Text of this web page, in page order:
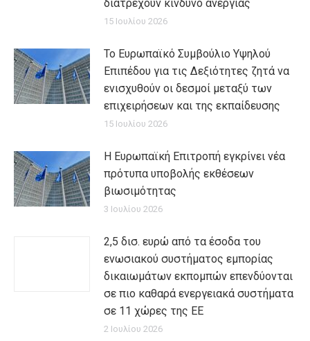
διατρέχουν κίνδυνο ανεργίας
15 Ιουλίου 2026
Το Ευρωπαϊκό Συμβούλιο Υψηλού
Επιπέδου για τις Δεξιότητες ζητά να
ενισχυθούν οι δεσμοί μεταξύ των
επιχειρήσεων και της εκπαίδευσης
15 Ιουλίου 2026
Η Ευρωπαϊκή Επιτροπή εγκρίνει νέα
πρότυπα υποβολής εκθέσεων
βιωσιμότητας
3 Ιουλίου 2026
2,5 δισ. ευρώ από τα έσοδα του
ενωσιακού συστήματος εμπορίας
δικαιωμάτων εκπομπών επενδύονται
σε πιο καθαρά ενεργειακά συστήματα
σε 11 χώρες της ΕΕ
2 Ιουλίου 2026